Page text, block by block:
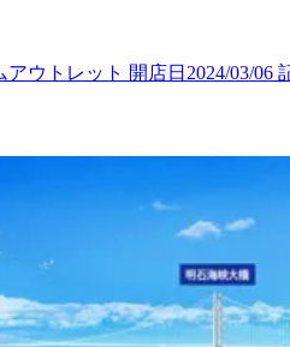
トレット 開店日2024/03/06